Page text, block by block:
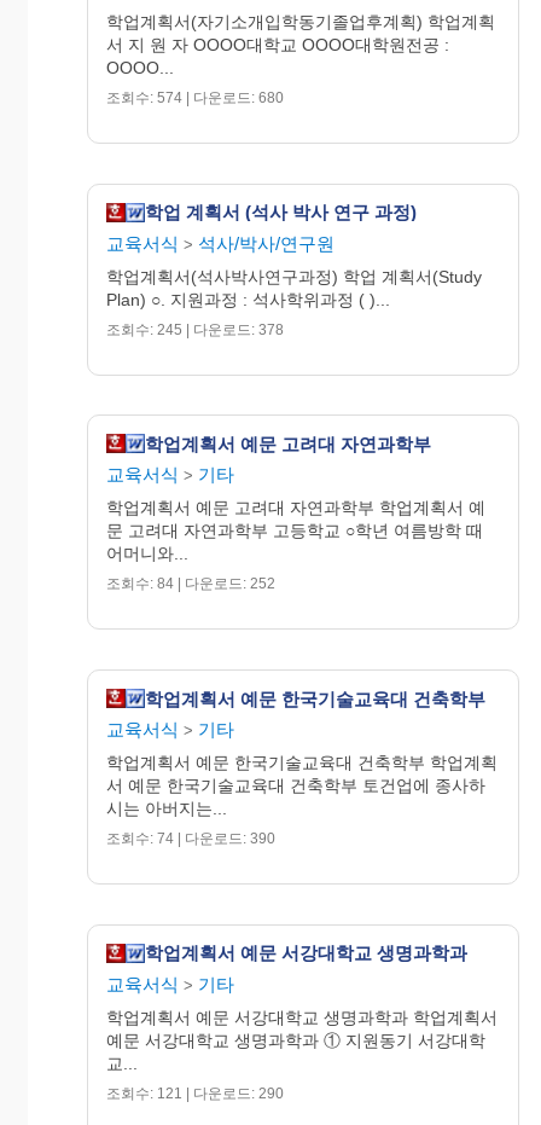
OO대학교 총장 귀하
학업계획서(자기소개입학동기졸업후계획) 학업계획
서 지 원 자 OOOO대학교 OOOO대학원전공 :
OOOO...
조회수: 574 | 다운로드: 680
학업 계획서 (석사 박사 연구 과정)
교육서식 > 석사/박사/연구원
학업계획서(석사박사연구과정) 학업 계획서(Study
Plan) ○. 지원과정 : 석사학위과정 ( )...
조회수: 245 | 다운로드: 378
학업계획서 예문 고려대 자연과학부
교육서식 > 기타
학업계획서 예문 고려대 자연과학부 학업계획서 예
문 고려대 자연과학부 고등학교 ○학년 여름방학 때
어머니와...
조회수: 84 | 다운로드: 252
학업계획서 예문 한국기술교육대 건축학부
교육서식 > 기타
학업계획서 예문 한국기술교육대 건축학부 학업계획
서 예문 한국기술교육대 건축학부 토건업에 종사하
시는 아버지는...
조회수: 74 | 다운로드: 390
학업계획서 예문 서강대학교 생명과학과
교육서식 > 기타
학업계획서 예문 서강대학교 생명과학과 학업계획서
예문 서강대학교 생명과학과 ① 지원동기 서강대학
교...
조회수: 121 | 다운로드: 290